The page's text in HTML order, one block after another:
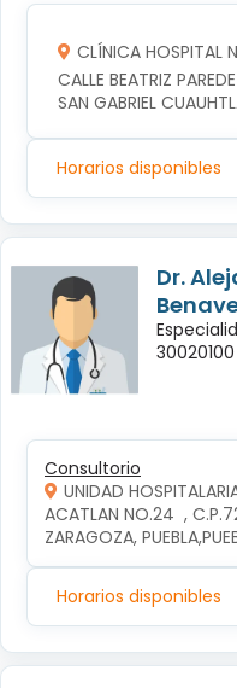
CLÍNICA HOSPITAL
CALLE BEATRIZ
SAN GABRIEL
Horarios disponibles
Dr.
30020100
Consultorio
UNIDAD
ACATLAN NO.24  ,
ZARAGOZA,
Horarios disponibles